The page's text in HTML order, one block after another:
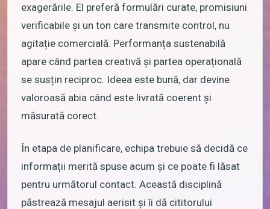
exagerările. El preferă formulări curate, promisiuni
verificabile și un ton care transmite control, nu
agitație comercială. Performanța sustenabilă
apare când partea creativă și partea operațională
se susțin reciproc. Ideea este bună, dar devine
valoroasă abia când este livrată coerent și
măsurată corect.
În etapa de planificare, echipa trebuie să decidă ce
informații merită spuse acum și ce poate fi lăsat
pentru următorul contact. Această disciplină
păstrează mesajul aerisit și îi dă cititorului